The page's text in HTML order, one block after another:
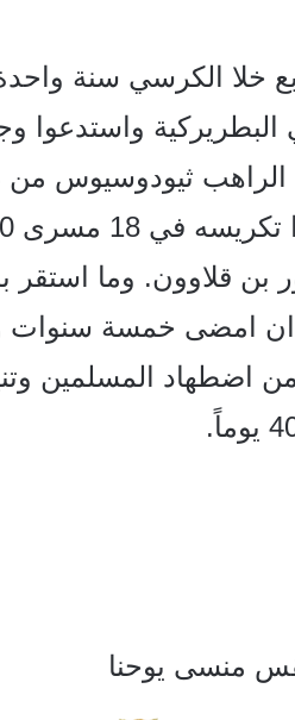
خلا الكرسي سنة
واستدعوا
الراهب ثيودوسيوس من
بن قلاوون. وما استقر
ان امضى خمسة
منسى يوحنا